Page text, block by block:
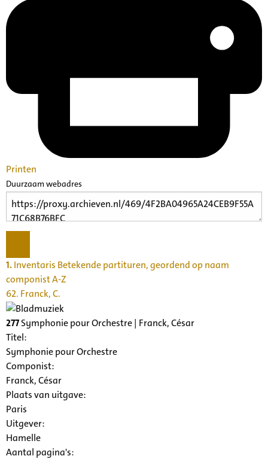
Printen
Duurzaam webadres
1.Inventaris Betekende partituren, geordend op naam
componist A-Z
62. Franck, C.
277Symphonie pour Orchestre | Franck, César
Titel:
Symphonie pour Orchestre
Componist:
Franck, César
Plaats van uitgave:
Paris
Uitgever:
Hamelle
Aantal pagina's: